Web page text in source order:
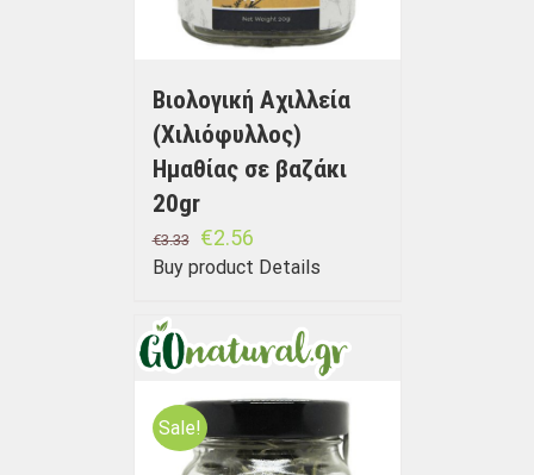
Βιολογική Αχιλλεία
(Χιλιόφυλλος)
Ημαθίας σε βαζάκι
20gr
€3.33 €2.56
Buy product Details
Sale!